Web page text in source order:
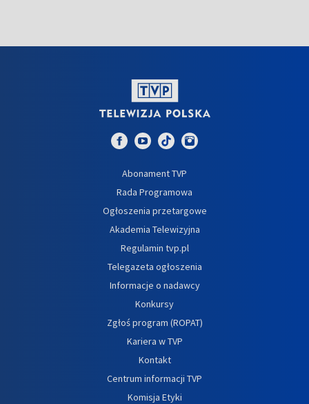
Abonament TVP
Rada Programowa
Ogłoszenia przetargowe
Akademia Telewizyjna
Regulamin tvp.pl
Telegazeta ogłoszenia
Informacje o nadawcy
Konkursy
Zgłoś program (ROPAT)
Kariera w TVP
Kontakt
Centrum informacji TVP
Komisja Etyki